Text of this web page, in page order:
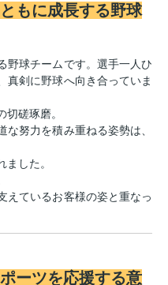
もに成長する野球
野球チームです。選手一人ひ
真剣に野球へ向き合っていま
磋琢磨。
努力を積み重ねる姿勢は、
した。
えているお客様の姿と重なっ
ーツを応援する意